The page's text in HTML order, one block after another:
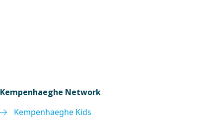
Kempenhaeghe Network
Kempenhaeghe Kids